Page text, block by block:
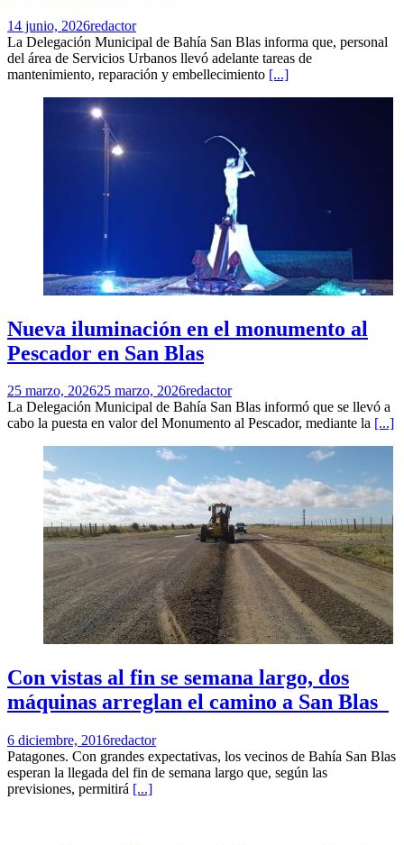
14 junio, 2026redactor
La Delegación Municipal de Bahía San Blas informa que, personal
del área de Servicios Urbanos llevó adelante tareas de
mantenimiento, reparación y embellecimiento [...]
Nueva iluminación en el monumento al
Pescador en San Blas
25 marzo, 202625 marzo, 2026redactor
La Delegación Municipal de Bahía San Blas informó que se llevó a
cabo la puesta en valor del Monumento al Pescador, mediante la [...]
Con vistas al fin se semana largo, dos
máquinas arreglan el camino a San Blas
6 diciembre, 2016redactor
Patagones. Con grandes expectativas, los vecinos de Bahía San Blas
esperan la llegada del fin de semana largo que, según las
previsiones, permitirá [...]